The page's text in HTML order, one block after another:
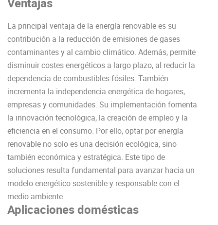
La principal ventaja de la energía renovable es su
contribución a la reducción de emisiones de gases
contaminantes y al cambio climático. Además, permite
disminuir costes energéticos a largo plazo, al reducir la
dependencia de combustibles fósiles. También
incrementa la independencia energética de hogares,
empresas y comunidades. Su implementación fomenta
la innovación tecnológica, la creación de empleo y la
eficiencia en el consumo. Por ello, optar por energía
renovable no solo es una decisión ecológica, sino
también económica y estratégica. Este tipo de
soluciones resulta fundamental para avanzar hacia un
modelo energético sostenible y responsable con el
medio ambiente.
Aplicaciones domésticas